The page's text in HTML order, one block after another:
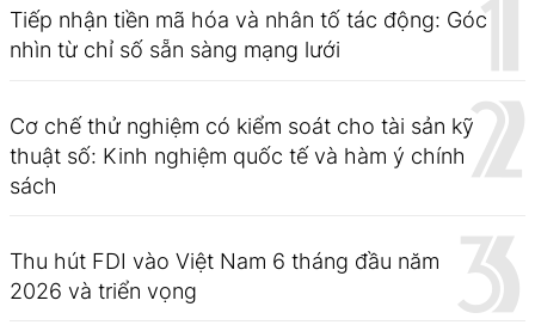
Tiếp nhận tiền mã hóa và nhân tố tác động: Góc
nhìn từ chỉ số sẵn sàng mạng lưới
Cơ chế thử nghiệm có kiểm soát cho tài sản kỹ
thuật số: Kinh nghiệm quốc tế và hàm ý chính
sách
Thu hút FDI vào Việt Nam 6 tháng đầu năm
2026 và triển vọng